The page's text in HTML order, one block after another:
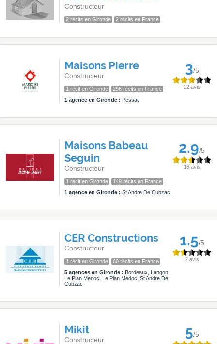
Constructeur
2 récits en Gironde 2 récits en France
Maisons Pierre
Constructeur
1 récit en Gironde
296 récits en France
1 agence en Gironde : Pessac
3/5
22 avis
Maisons Babeau
Seguin
Constructeur
1 récit en Gironde
149 récits en France
1 agence en Gironde : St Andre De Cubzac
2.9/5
16 avis
CER Constructions
Constructeur
1 récit en Gironde
60 récits en France
5 agences en Gironde : Bordeaux, Langon,
Le Pian Medoc, Le Pian Medoc, St Andre De
Cubzac
1.5/5
2 avis
Mikit
Constructeur 5/5